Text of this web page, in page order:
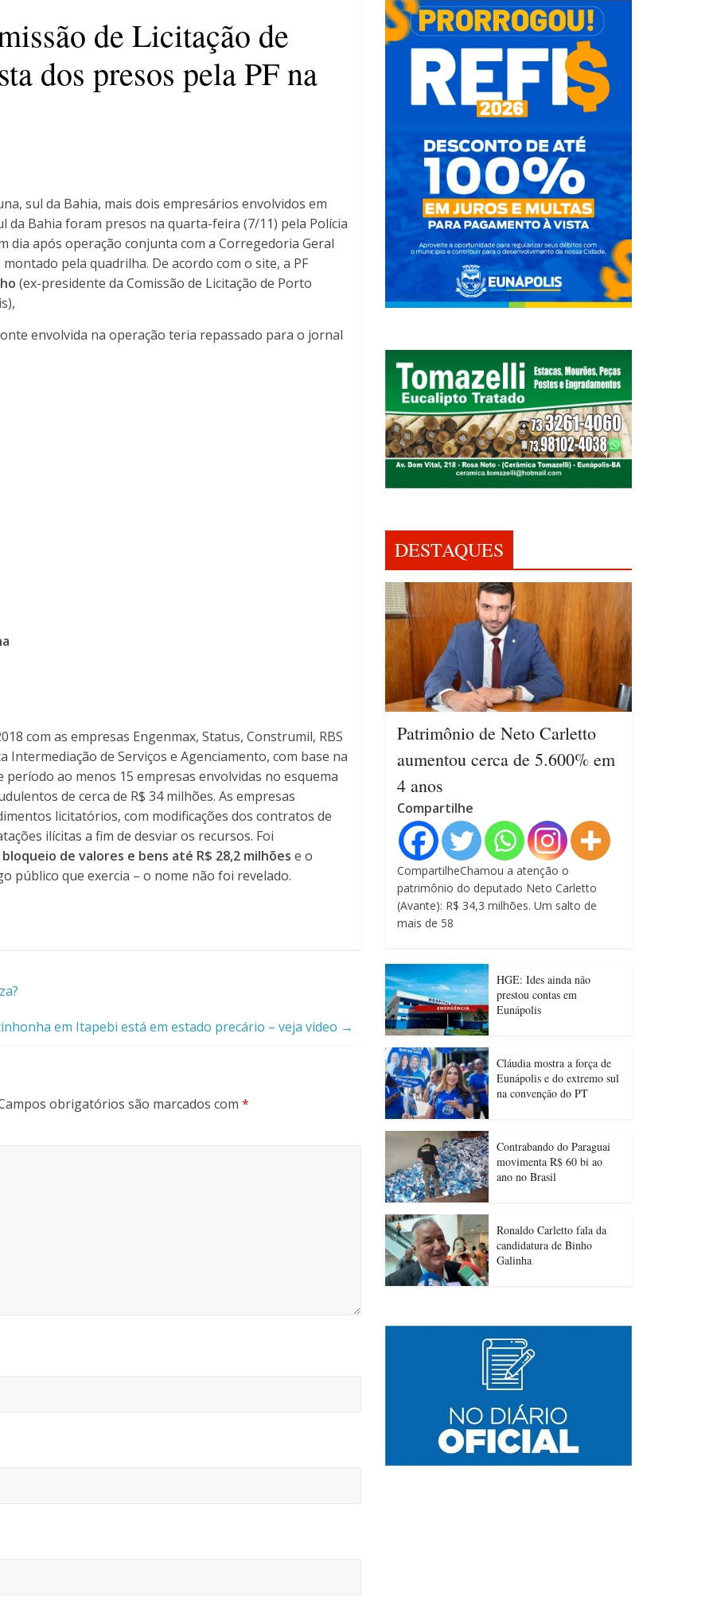
de Licitação de
dos presos pela PF na
sul da Bahia, mais dois empresários envolvidos em
da Bahia foram presos na quarta-feira (7/11) pela Polícia
dia após operação conjunta com a Corregedoria Geral
pela quadrilha. De acordo com o site, a PF
(ex-presidente da Comissão de Licitação de Porto
envolvida na operação teria repassado para o jornal
com as empresas Engenmax, Status, Construmil, RBS
de Serviços e Agenciamento, com base na
ao menos 15 empresas envolvidas no esquema
de cerca de R$ 34 milhões. As empresas
licitatórios, com modificações dos contratos de
ilícitas a fim de desviar os recursos. Foi
bloqueio de valores e bens até R$ 28,2 milhões e o
público que exercia – o nome não foi revelado.
em Itapebi está em estado precário – veja video →
obrigatórios são marcados com *
DESTAQUES
Patrimônio de Neto Carletto
aumentou cerca de 5.600% em
4 anos
Compartilhe
CompartilheChamou a atenção o
patrimônio do deputado Neto Carletto
(Avante): R$ 34,3 milhões. Um salto de
mais de 58
HGE: Ides ainda não
prestou contas em
Eunápolis
Cláudia mostra a força de
Eunápolis e do extremo sul
na convenção do PT
Contrabando do Paraguai
movimenta R$ 60 bi ao
ano no Brasil
Ronaldo Carletto fala da
candidatura de Binho
Galinha